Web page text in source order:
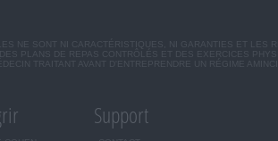
NE SONT NI CARACTÉRISTIQUES, NI GARANTIES ET LES
PLANS DE REPAS CONTRÔLÉS ET DES EXERCICES
TRAITANT AVANT D'ENTREPRENDRE UN RÉGIME
Support